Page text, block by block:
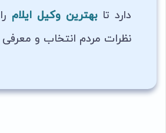
دارد تابهترینوکیل ایلام
نظرات مردم انتخاب و معرفی